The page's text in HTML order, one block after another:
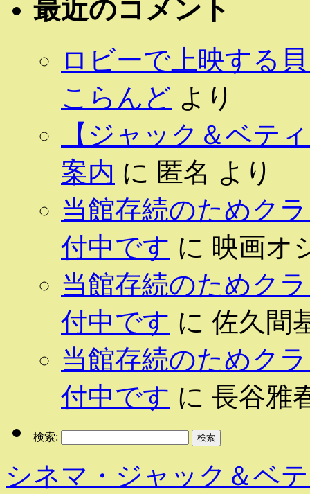
最近のコメント
ロビーで上映する
こらんど より
【ジャック＆ベテ
案内 に 匿名 より
当館存続のためク
付中です に 映画オ
当館存続のためク
付中です に 佐久間
当館存続のためク
付中です に 長谷雅
検索:
シネマ・ジャック＆ベ